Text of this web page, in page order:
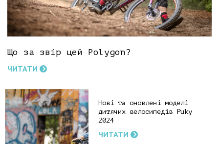
Що за звір цей Polygon?
ЧИТАТИ
Нові та оновлені моделі
дитячих велосипедів Puky
2024
ЧИТАТИ